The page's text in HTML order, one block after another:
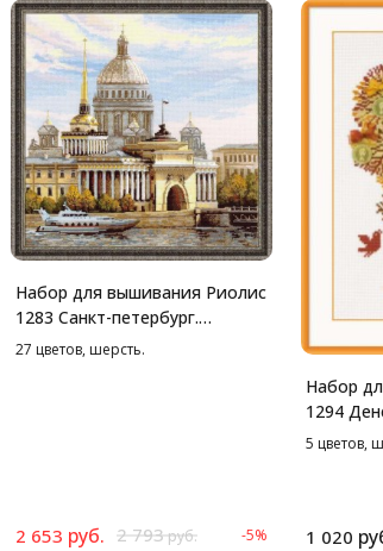
Набор для вышивания Риолис
1283 Санкт-петербург.
Адмиралтейская набережная,
27 цветов, шерсть.
2 653 руб. 2 793руб. -5%
Набор
1294
см
5 цветов,
1 020